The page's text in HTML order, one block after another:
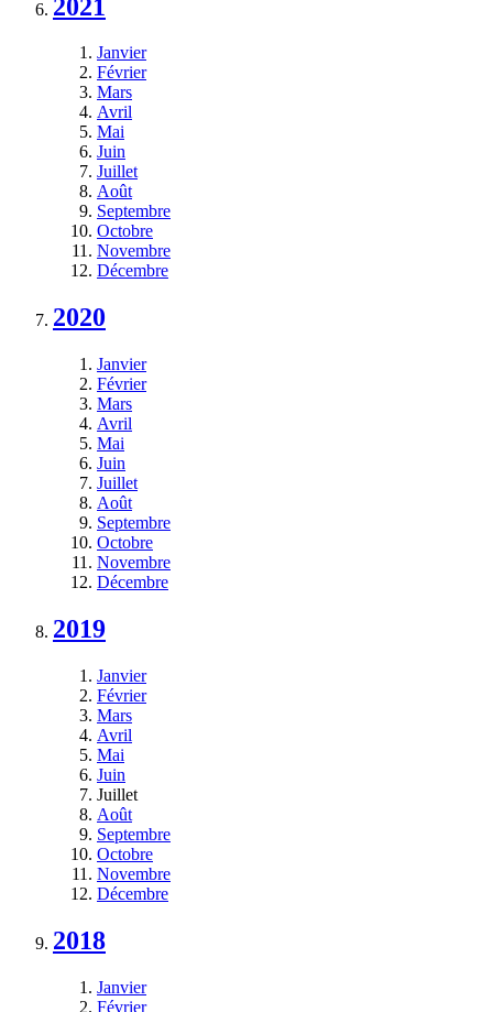
2021
Janvier
Février
Mars
Avril
Mai
Juin
Juillet
Août
Septembre
Octobre
Novembre
Décembre
2020
Janvier
Février
Mars
Avril
Mai
Juin
Juillet
Août
Septembre
Octobre
Novembre
Décembre
2019
Janvier
Février
Mars
Avril
Mai
Juin
Juillet
Août
Septembre
Octobre
Novembre
Décembre
2018
Janvier
Février